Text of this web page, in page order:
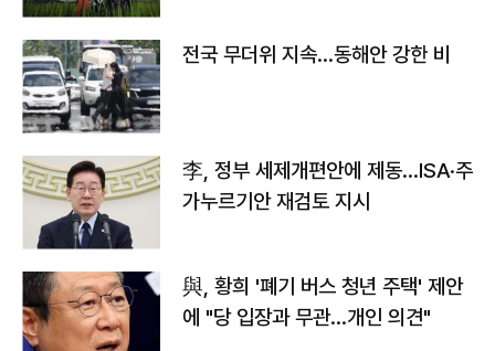
전국 무더위 지속…동해안 강한 비
李, 정부 세제개편안에 제동…ISA·주
가누르기안 재검토 지시
與, 황희 '폐기 버스 청년 주택' 제안
에 "당 입장과 무관…개인 의견"